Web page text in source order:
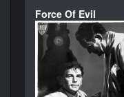
Force Of Evil